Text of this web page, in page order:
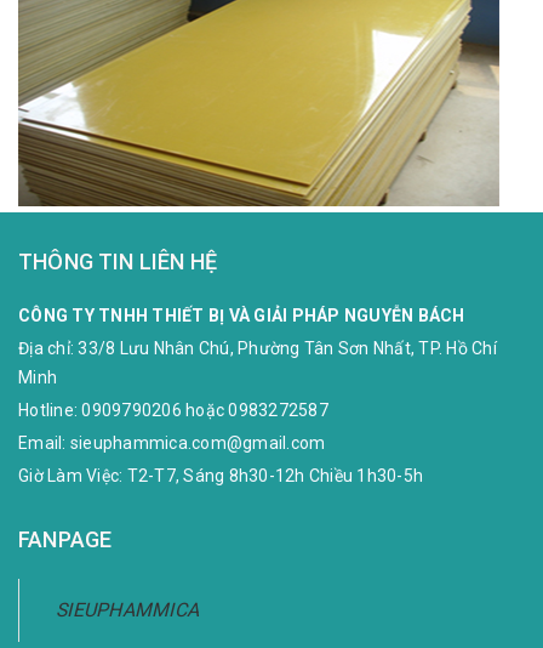
THÔNG TIN LIÊN HỆ
CÔNG TY TNHH THIẾT BỊ VÀ GIẢI PHÁP NGUYỄN BÁCH
Địa chỉ:33/8 Lưu Nhân Chú, Phường Tân Sơn Nhất, TP. Hồ Chí
Minh
Hotline:0909790206 hoặc0983272587
Email: sieuphammica.com@gmail.com
Giờ Làm Việc: T2-T7, Sáng 8h30-12h Chiều 1h30-5h
FANPAGE
SIEUPHAMMICA